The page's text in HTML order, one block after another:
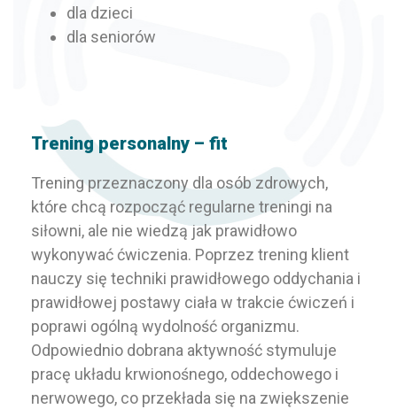
dla dzieci
dla seniorów
Trening personalny – fit
Trening przeznaczony dla osób zdrowych,
które chcą rozpocząć regularne treningi na
siłowni, ale nie wiedzą jak prawidłowo
wykonywać ćwiczenia. Poprzez trening klient
nauczy się techniki prawidłowego oddychania i
prawidłowej postawy ciała w trakcie ćwiczeń i
poprawi ogólną wydolność organizmu.
Odpowiednio dobrana aktywność stymuluje
pracę układu krwionośnego, oddechowego i
nerwowego, co przekłada się na zwiększenie